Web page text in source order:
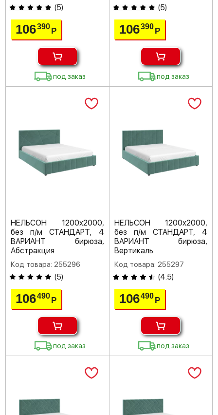
(5)
106390Р
под заказ
(5)
106390 Р
под заказ
НЕЛЬСОН 1200х2000,
без п/м СТАНДАРТ, 4
ВАРИАНТ бирюза,
Абстракция
Код товара: 255296
(5)
106490Р
под заказ
НЕЛЬСОН 1200х2000,
без п/м СТАНДАРТ, 4
ВАРИАНТ бирюза,
Вертикаль
Код товара: 255297
(4.5)
106490 Р
под заказ